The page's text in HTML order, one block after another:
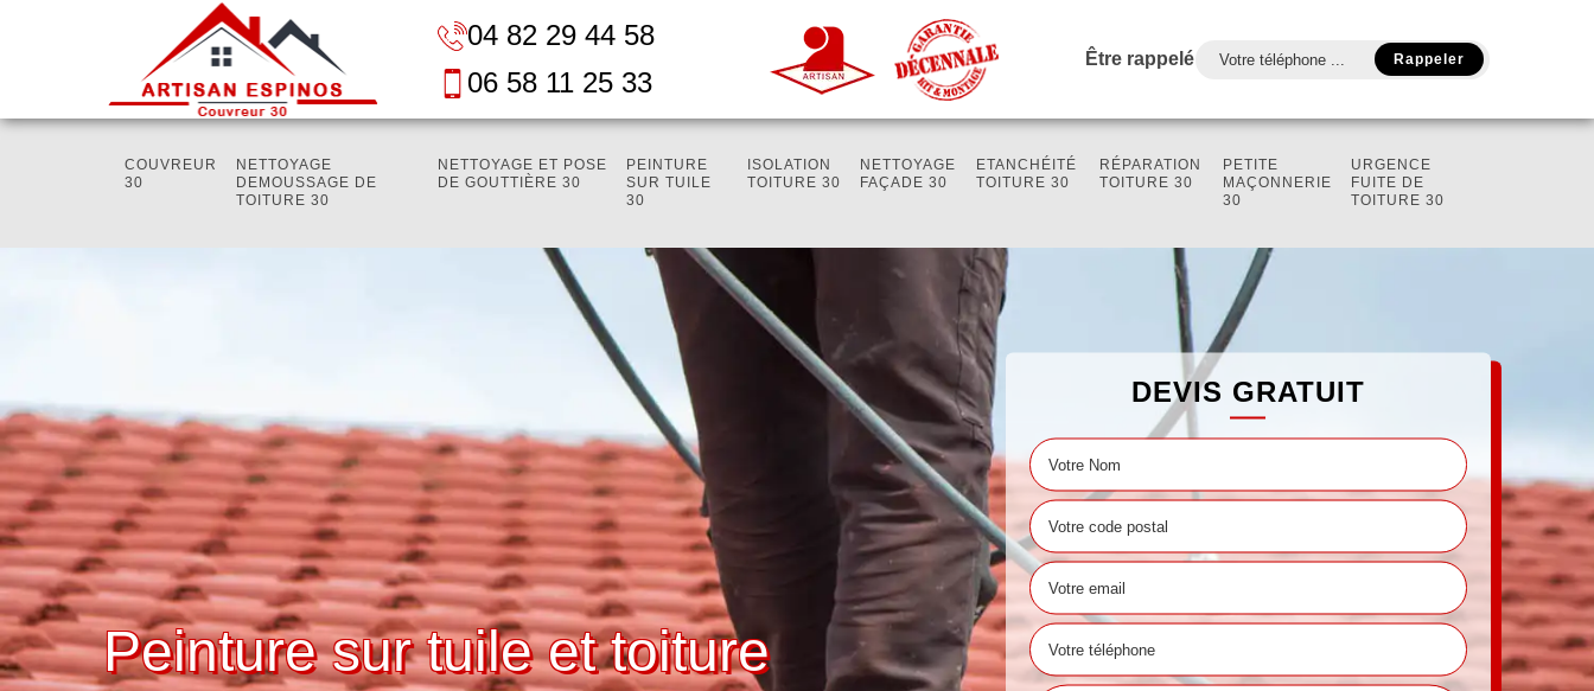
04 82 29 44 58
06 58 11 25 33
Être rappelé
COUVREUR
30
NETTOYAGE
DEMOUSSAGE DE
TOITURE 30
NETTOYAGE ET POSE
DE GOUTTIÈRE 30
PEINTURE
SUR TUILE
30
ISOLATION
TOITURE 30
NETTOYAGE
FAÇADE 30
ETANCHÉITÉ
TOITURE 30
RÉPARATION
TOITURE 30
PETITE
MAÇONNERIE
30
URGENCE
FUITE DE
TOITURE 30
Peinture sur tuile et toiture
DEVIS GRATUIT